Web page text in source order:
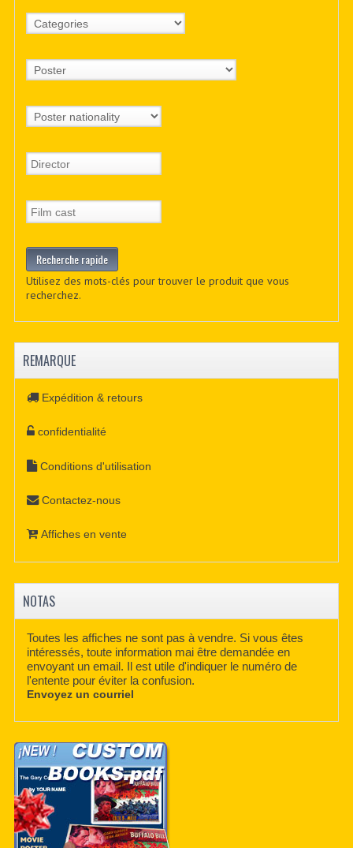
Utilisez des mots-clés pour trouver le produit que vous
recherchez.
REMARQUE
Expédition & retours
confidentialité
Conditions d'utilisation
Contactez-nous
Affiches en vente
NOTAS
Toutes les affiches ne sont pas à vendre. Si vous êtes
intéressés, toute information mai être demandée en
envoyant un email. Il est utile d'indiquer le numéro de
l'entente pour éviter la confusion.
Envoyez un courriel